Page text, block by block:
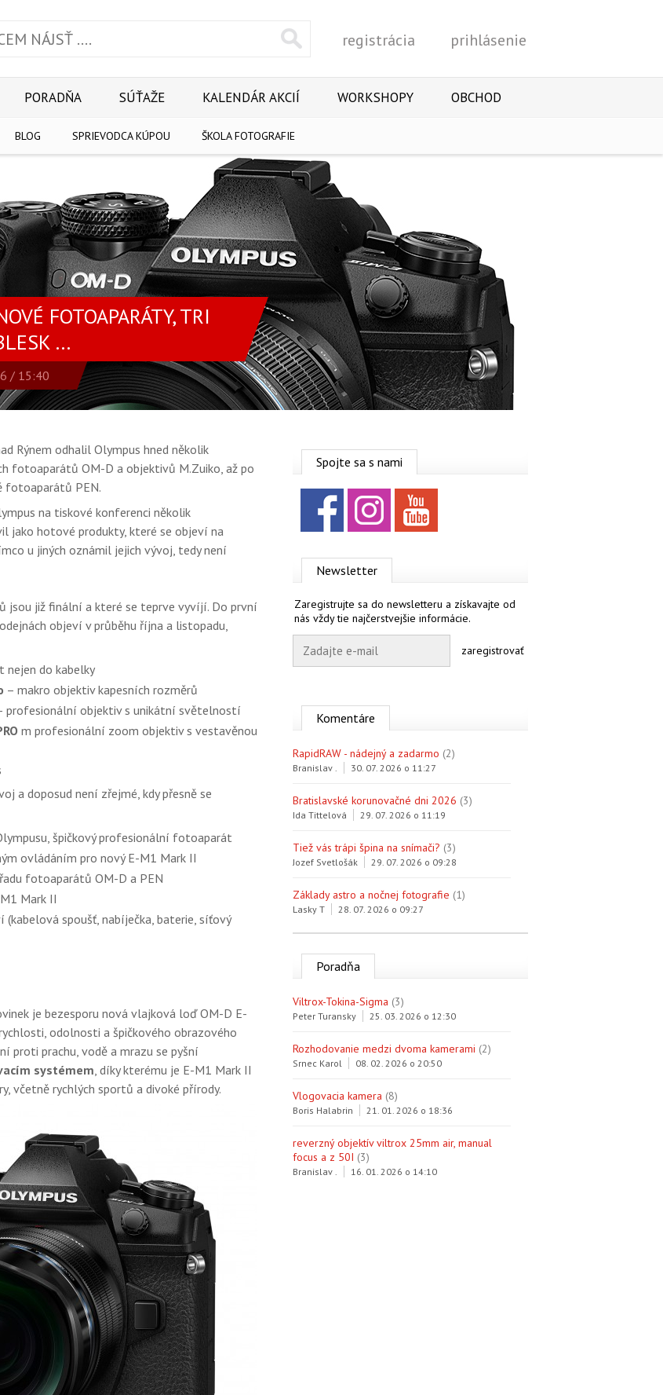
Vyhľadať
registrácia prihlásenie
BLOG SPRIEVODCA KÚPOU ŠKOLA FOTOGRAFIE
PORADŇA SÚŤAŽE KALENDÁR AKCIÍ WORKSHOPY OBCHOD
FOTOAPARÁTY, TRI
...
/ 15:40
Rýnem odhalil Olympus hned několik
fotoaparátů OM-D a objektivů M.Zuiko, až po
fotoaparátů PEN.
na tiskové konferenci několik
jako hotové produkty, které se objeví na
u jiných oznámil jejich vývoj, tedy není
jsou již finální a které se teprve vyvíjí. Do první
objeví v průběhu října a listopadu,
do kabelky
– makro objektiv kapesních rozměrů
profesionální objektiv s unikátní světelností
m profesionální zoom objektiv s vestavěnou
a doposud není zřejmé, kdy přesně se
špičkový profesionální fotoaparát
ovládáním pro nový E-M1 Mark II
fotoaparátů OM-D a PEN
Mark II
spoušť, nabíječka, baterie, síťový
je bezesporu nová vlajková loď OM-D E-
odolnosti a špičkového obrazového
proti prachu, vodě a mrazu se pyšní
systémem, díky kterému je E-M1 Mark II
včetně rychlých sportů a divoké přírody.
Spojte sa s nami
Facebook
Newsletter
Zaregistrujte sa do newsletteru a získavajte od
nás vždy tie najčerstvejšie informácie.
zaregistrovať
Komentáre
RapidRAW - nádejný a zadarmo (2)
Branislav . 30. 07. 2026 o 11:27
Bratislavské korunovačné dni 2026 (3)
Ida Tittelová 29. 07. 2026 o 11:19
Tiež vás trápi špina na snímači? (3)
Jozef Svetlošák 29. 07. 2026 o 09:28
Základy astro a nočnej fotografie (1)
Lasky T 28. 07. 2026 o 09:27
Poradňa
Viltrox-Tokina-Sigma (3)
Peter Turansky 25. 03. 2026 o 12:30
Rozhodovanie medzi dvoma kamerami (2)
Srnec Karol 08. 02. 2026 o 20:50
Vlogovacia kamera (8)
Boris Halabrin 21. 01. 2026 o 18:36
reverzný objektív viltrox 25mm air, manual
focus a z 50I (3)
Branislav . 16. 01. 2026 o 14:10